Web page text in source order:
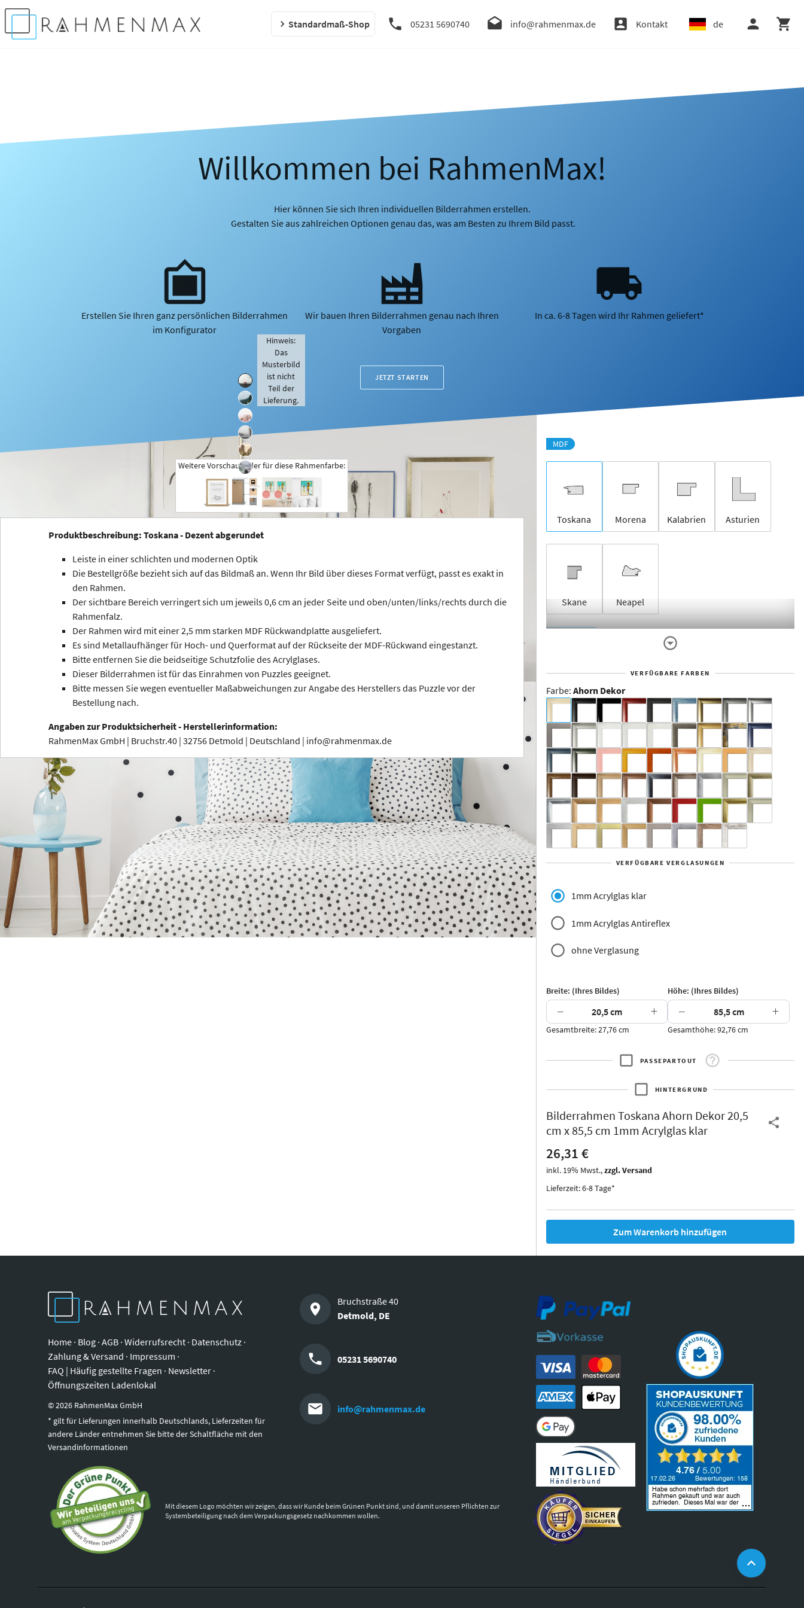
Standardmaß-Shop 05231 5690740 info@rahmenmax.de Kontakt de
Willkommen bei RahmenMax!
Hier können Sie sich Ihren individuellen Bilderrahmen erstellen.
Gestalten Sie aus zahlreichen Optionen genau das, was am Besten zu Ihrem Bild passt.
Erstellen Sie Ihren ganz persönlichen Bilderrahmen
im Konfigurator
Wir bauen Ihren Bilderrahmen genau nach Ihren
Vorgaben
In ca. 6-8 Tagen wird Ihr Rahmen geliefert*
JETZT STARTEN
+
Hinweis:
Das
Musterbild
ist nicht
Teil der
Lieferung.
Weitere Vorschaubilder für diese Rahmenfarbe:
Produktbeschreibung: Toskana - Dezent abgerundet
Leiste in einer schlichten und modernen Optik
Die Bestellgröße bezieht sich auf das Bildmaß an. Wenn Ihr Bild über dieses Format verfügt, passt es exakt in
den Rahmen.
Der sichtbare Bereich verringert sich um jeweils 0,6 cm an jeder Seite und oben/unten/links/rechts durch die
Rahmenfalz.
Der Rahmen wird mit einer 2,5 mm starken MDF Rückwandplatte ausgeliefert.
Es sind Metallaufhänger für Hoch- und Querformat auf der Rückseite der MDF-Rückwand eingestanzt.
Bitte entfernen Sie die beidseitige Schutzfolie des Acrylglases.
Dieser Bilderrahmen ist für das Einrahmen von Puzzles geeignet.
Bitte messen Sie wegen eventueller Maßabweichungen zur Angabe des Herstellers das Puzzle vor der
Bestellung nach.
Angaben zur Produktsicherheit - Herstellerinformation:
RahmenMax GmbH | Bruchstr.40 | 32756 Detmold | Deutschland | info@rahmenmax.de
MDF
Toskana Morena Kalabrien Asturien
Skane Neapel
Dakota -
Rahmenloser
Aluminium
Yukon Alaska
Jersey Dauphine
Arran Luzern Andros Attika
Thurgau
Thurgau
*Canvas*
Burgund
Kunststoff
Ohio
VERFÜGBARE FARBEN
Farbe: Ahorn Dekor
VERFÜGBARE VERGLASUNGEN
1mm Acrylglas klar
1mm Acrylglas Antireflex
ohne Verglasung
Breite: (Ihres Bildes)
− +
Gesamtbreite: 27,76 cm
Höhe: (Ihres Bildes)
− +
Gesamthöhe: 92,76 cm
PASSEPARTOUT
HINTERGRUND
Bilderrahmen Toskana Ahorn Dekor 20,5
cm x 85,5 cm 1mm Acrylglas klar
26,31 €
inkl. 19% Mwst.,zzgl. Versand
Lieferzeit: 6-8 Tage*
Zum Warenkorb hinzufügen
Home · Blog · AGB · Widerrufsrecht · Datenschutz ·
Zahlung & Versand · Impressum ·
FAQ | Häufig gestellte Fragen · Newsletter ·
Öffnungszeiten Ladenlokal
©2026 RahmenMax GmbH
* gilt für Lieferungen innerhalb Deutschlands, Lieferzeiten für
andere Länder entnehmen Sie bitte der Schaltfläche mit den
Versandinformationen
Bruchstraße 40
Detmold, DE
05231 5690740
info@rahmenmax.de
Mit diesem Logo möchten wir zeigen, dass wir Kunde beim Grünen Punkt sind, und damit unseren Pflichten zur
Systembeteiligung nach dem Verpackungsgesetz nachkommen wollen.